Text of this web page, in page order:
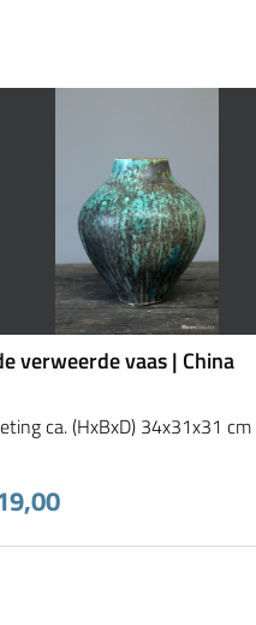
verweerde vaas | China
ca. (HxBxD) 34x31x31 cm